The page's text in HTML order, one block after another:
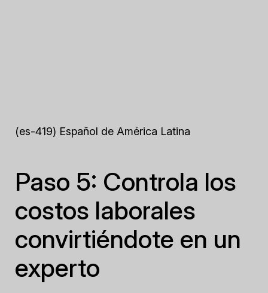
(es-419) Español de América Latina
Paso 5: Controla los
costos laborales
convirtiéndote en un
experto